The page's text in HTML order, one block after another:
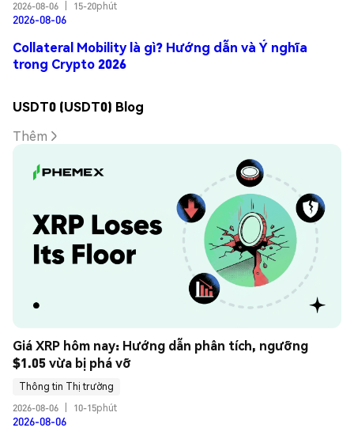
2026-08-06
15-20phút
2026-08-06
Collateral Mobility là gì? Hướng dẫn và Ý nghĩa
trong Crypto 2026
USDT0 (USDT0) Blog
Thêm
Giá XRP hôm nay: Hướng dẫn phân tích, ngưỡng
$1.05 vừa bị phá vỡ
Thông tin Thị trường
2026-08-06
10-15phút
2026-08-06